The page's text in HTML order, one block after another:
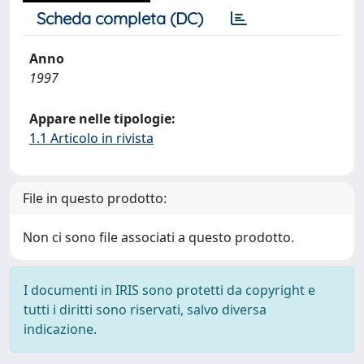
Scheda completa (DC)
Anno
1997
Appare nelle tipologie:
1.1 Articolo in rivista
File in questo prodotto:
Non ci sono file associati a questo prodotto.
I documenti in IRIS sono protetti da copyright e
tutti i diritti sono riservati, salvo diversa
indicazione.